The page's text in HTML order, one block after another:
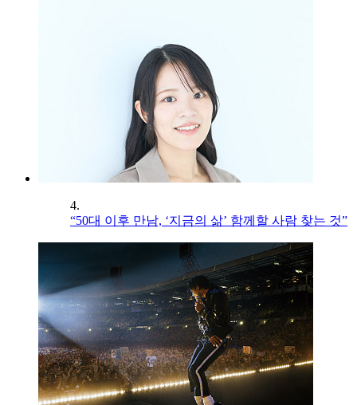
4.
“50대 이후 만남, ‘지금의 삶’ 함께할 사람 찾는 것”